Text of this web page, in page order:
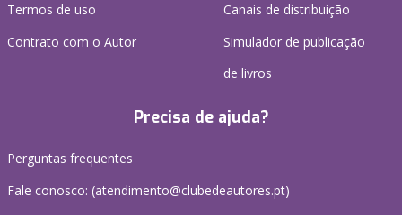
Termos de uso
Contrato com o Autor
Canais de distribuição
Simulador de publicação
de livros
Precisa de ajuda?
Perguntas frequentes
Fale conosco: (atendimento@clubedeautores.pt)